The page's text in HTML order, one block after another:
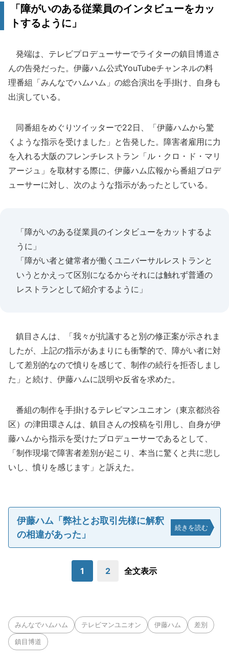
「障がいのある従業員のインタビューをカッ
トするように」
発端は、テレビプロデューサーでライターの鎮目博道さ
んの告発だった。伊藤ハム公式YouTubeチャンネルの料
理番組「みんなでハムハム」の総合演出を手掛け、自身も
出演している。
同番組をめぐりツイッターで22日、「伊藤ハムから驚
くような指示を受けました」と告発した。障害者雇用に力
を入れる大阪のフレンチレストラン「ル・クロ・ド・マリ
アージュ」を取材する際に、伊藤ハム広報から番組プロデ
ューサーに対し、次のような指示があったとしている。
「障がいのある従業員のインタビューをカットするよ
うに」
「障がい者と健常者が働くユニバーサルレストランと
いうとかえって区別になるからそれには触れず普通の
レストランとして紹介するように」
鎮目さんは、「我々が抗議すると別の修正案が示されま
したが、上記の指示があまりにも衝撃的で、障がい者に対
して差別的なので憤りを感じて、制作の続行を拒否しまし
た」と続け、伊藤ハムに説明や反省を求めた。
番組の制作を手掛けるテレビマンユニオン（東京都渋谷
区）の津田環さんは、鎮目さんの投稿を引用し、自身が伊
藤ハムから指示を受けたプロデューサーであるとして、
「制作現場で障害者差別が起こり、本当に驚くと共に悲し
いし、憤りを感じます」と訴えた。
伊藤ハム「弊社とお取引先様に解釈
の相違があった」
続きを読む
1 2 全文表示
みんなでハムハム テレビマンユニオン 伊藤ハム 差別
鎮目博道